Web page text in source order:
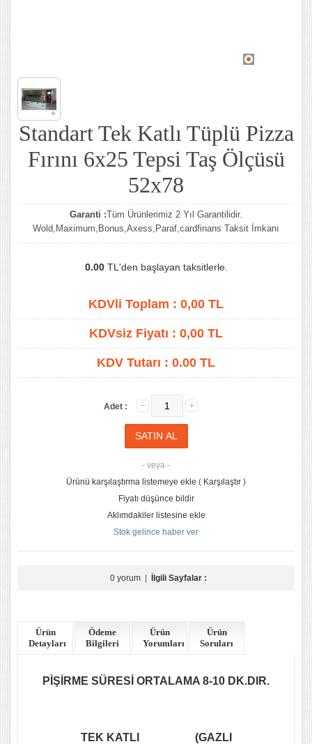
Standart Tek Katlı Tüplü Pizza
Fırını 6x25 Tepsi Taş Ölçüsü
52x78
Garanti :Tüm Ürünlerimiz 2 Yıl Garantilidir.
Wold,Maximum,Bonus,Axess,Paraf,cardfinans Taksit İmkanı
0.00TL'den başlayan taksitlerle.
KDVli Toplam : 0,00 TL
KDVsiz Fiyatı : 0,00 TL
KDV Tutarı : 0.00 TL
Adet :
- veya -
Ürünü karşılaştırma listemeye ekle ( Karşılaştır )
Fiyatı düşünce bildir
Aklımdakiler listesine ekle
Stok gelince haber ver
0 yorum| İlgili Sayfalar :
Ürün
Detayları
Ödeme
Bilgileri
Ürün
Yorumları
Ürün
Soruları
PİŞİRME SÜRESİ ORTALAMA 8-10 DK.DIR.
TEK KATLI (GAZLI